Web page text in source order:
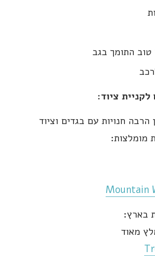
טוב התומך בגב
לקניית ציוד:
הרבה חנויות עם בגדים וציוד
מומלצות:
בארץ:
מאוד